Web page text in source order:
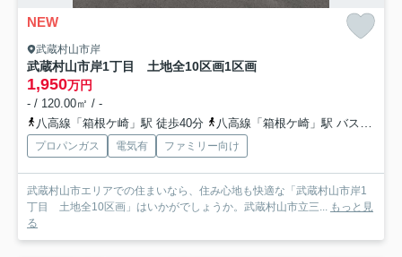
NEW
武蔵村山市岸
武蔵村山市岸1丁目 土地全10区画1区画
1,950万円
- / 120.00㎡ / -
八高線「箱根ケ崎」駅 徒歩40分
八高線「箱根ケ崎」駅 バス7分 「三ツ木地区会館」 停歩3分
プロパンガス 電気有 ファミリー向け
武蔵村山市エリアでの住まいなら、住み心地も快適な「武蔵村山市岸1
丁目 土地全10区画」はいかがでしょうか。武蔵村山市立三... もっと見
る